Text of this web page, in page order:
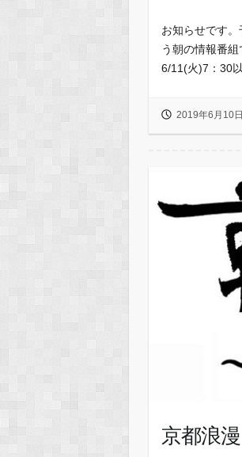
お知らせです
う朝の情報番
6/11(火)7：30
2019年6月10日
京都浪漫